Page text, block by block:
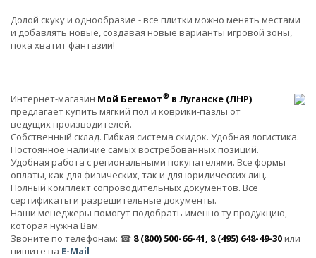
Долой скуку и однообразие - все плитки можно менять местами
и добавлять новые, создавая новые варианты игровой зоны,
пока хватит фантазии!
Интернет-магазин Мой Бегемот® в Луганске (ЛНР)
предлагает купить мягкий пол и коврики-пазлы от
ведущих производителей.
Собственный склад. Гибкая система скидок. Удобная логистика.
Постоянное наличие самых востребованных позиций.
Удобная работа с региональными покупателями. Все формы
оплаты, как для физических, так и для юридических лиц.
Полный комплект сопроводительных документов. Все
сертификаты и разрешительные документы.
Наши менеджеры помогут подобрать именно ту продукцию,
которая нужна Вам.
Звоните по телефонам: ☎ 8 (800) 500-66-41, 8 (495) 648-49-30или
пишите на E-Mail